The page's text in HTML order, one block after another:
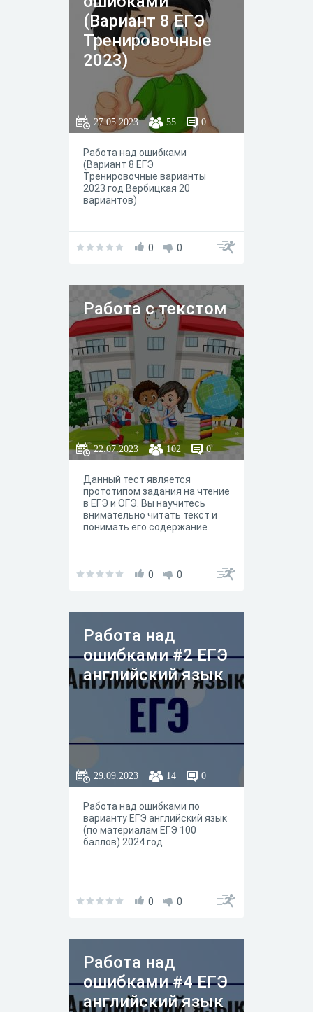
(Вариант 8 ЕГЭ
Тренировочные
2023)
27.05.2023 55 0
Работа над ошибками
(Вариант 8 ЕГЭ
Тренировочные варианты
2023 год Вербицкая 20
вариантов)
0 0
Работа с текстом
22.07.2023 102 0
Данный тест является
прототипом задания на чтение
в ЕГЭ и ОГЭ. Вы научитесь
внимательно читать текст и
понимать его содержание.
0 0
Работа над
ошибками #2 ЕГЭ
английский язык
29.09.2023 14 0
Работа над ошибками по
варианту ЕГЭ английский язык
(по материалам ЕГЭ 100
баллов) 2024 год
0 0
Работа над
ошибками #4 ЕГЭ
английский язык